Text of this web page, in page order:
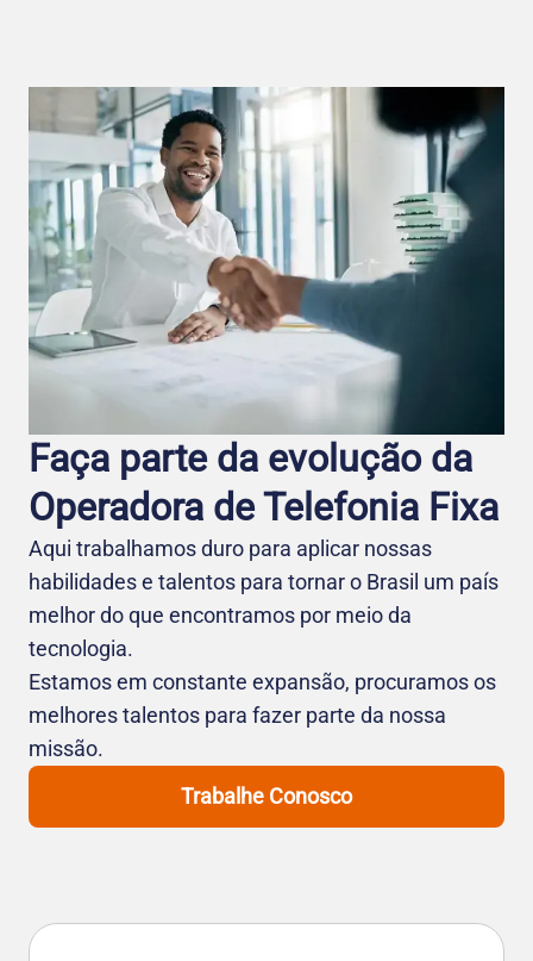
Faça parte da evolução da
Operadora de Telefo nia Fixa
Aqui trabalhamos duro para aplicar nossas
habilidades e talentos para tornar o Brasil um país
melhor do que encontramos por meio da
tecnologia.
Estamos em constante expansão, procuramos os
melhores talentos para fazer parte da nossa
missão.
Trabalhe Conosco